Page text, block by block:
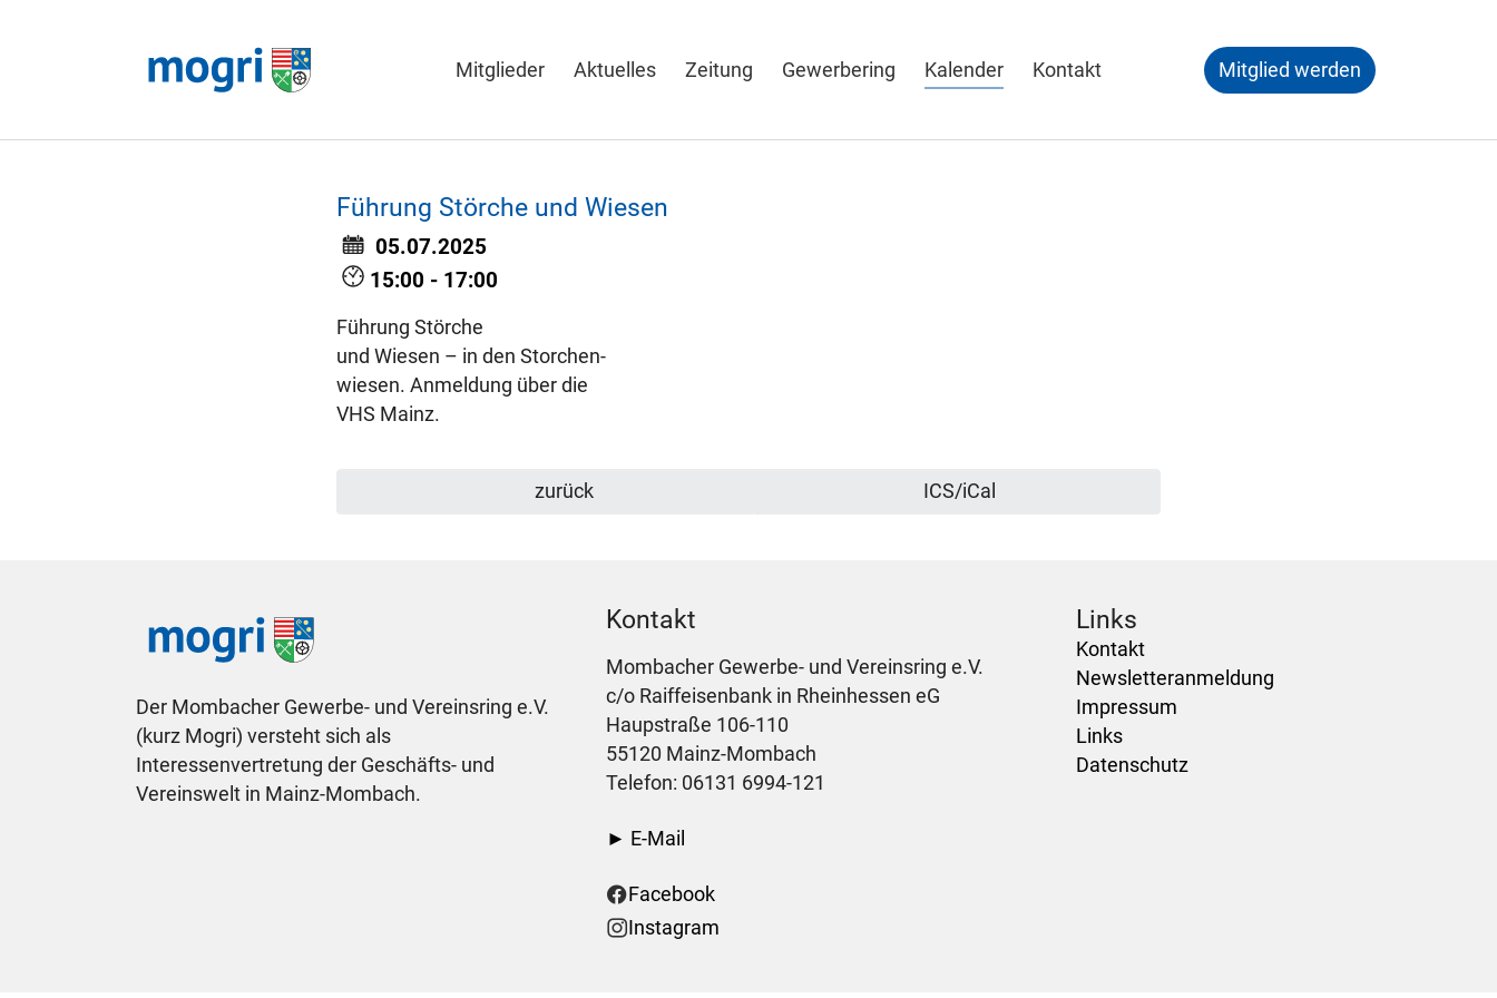
Mitglieder Aktuelles Zeitung Gewerbering Kalender Kontakt Mitglied werden
Führung Störche und Wiesen
05.07.2025
15:00 - 17:00
Führung Störche
und Wiesen – in den Storchen-
wiesen. Anmeldung über die
VHS Mainz.
zurück ICS/iCal
Der Mombacher Gewerbe- und Vereinsring e.V.
(kurz Mogri) versteht sich als
Interessenvertretung der Geschäfts- und
Vereinswelt in Mainz-Mombach.
Kontakt
Mombacher Gewerbe- und Vereinsring e.V.
c/o Raiffeisenbank in Rheinhessen eG
Haupstraße 106-110
55120 Mainz-Mombach
Telefon: 06131 6994-121
► E-Mail
Facebook
Instagram
Links
Kontakt
Newsletteranmeldung
Impressum
Links
Datenschutz